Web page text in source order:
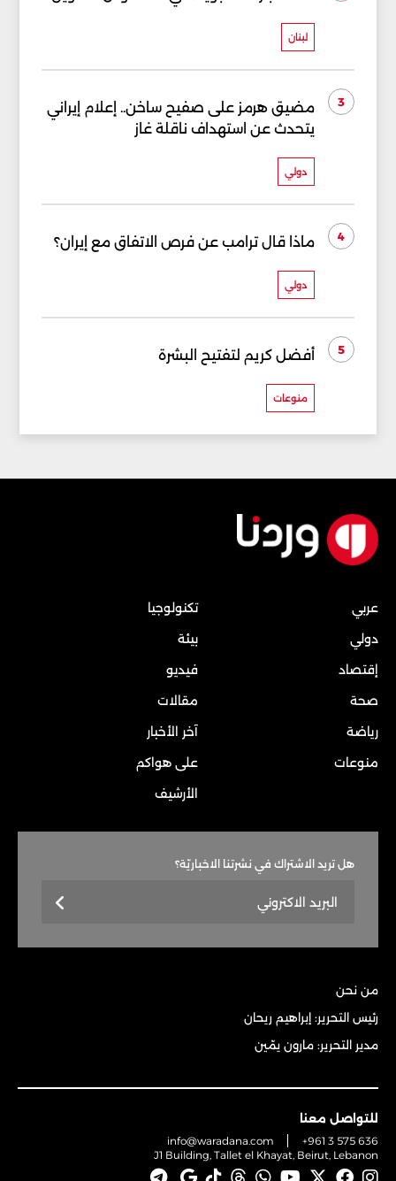
لبنان
3
مضيق هرمز على صفيح ساخن.. إعلام إيراني
يتحدث عن استهداف ناقلة غاز
دولي
4 ماذا قال ترامب عن فرص الاتفاق مع إيران؟
دولي
5 أفضل كريم لتفتيح البشرة
منوعات
عربي
دولي
إقتصاد
صحة
رياضة
منوعات
تكنولوجيا
بيئة
فيديو
مقالات
آخر الأخبار
على هواكم
الأرشيف
هل تريد الاشتراك في نشرتنا الاخباريّة؟
من نحن
رئيس التحرير: إبراهيم ريحان
مدير التحرير: مارون يمّين
للتواصل معنا
info@waradana.com
+961 3 575 636
J1 Building, Tallet el Khayat, Beirut, Lebanon